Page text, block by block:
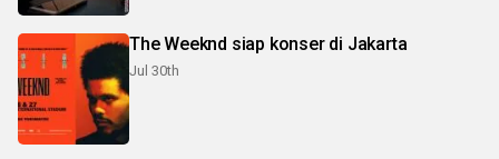
The Weeknd siap konser di Jakarta
Jul 30th